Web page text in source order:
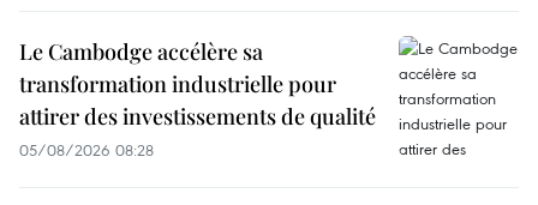
Le Cambodge accélère sa
transformation industrielle pour
attirer des investissements de qualité
05/08/2026 08:28